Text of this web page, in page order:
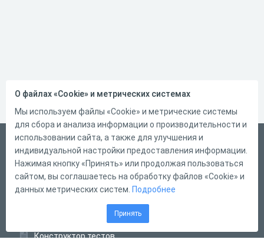
Русский
Справка
Форма обратной связи
Конструктор тестов
О файлах «Cookie» и метрических системах
Мы используем файлы «Cookie» и метрические системы
для сбора и анализа информации о производительности и
использовании сайта, а также для улучшения и
индивидуальной настройки предоставления информации.
Нажимая кнопку «Принять» или продолжая пользоваться
сайтом, вы соглашаетесь на обработку файлов «Cookie» и
данных метрических систем. Подробнее
Принять